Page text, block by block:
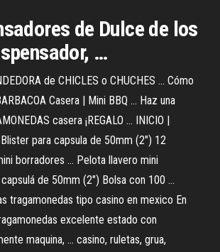
de Dulcede los
, …
de CHICLES o CHUCHES ... Cómo
Casera | Mini BBQ ... Haz una
casera ¡REGALO ... INICIO |
para capsula de 50mm (2") 12
borradores ... Pelota llavero mini
de 50mm (2") Bolsa con 100 ...
tragamonedas tipo casino en mexico En
excelente estado con
maquina, ... casino, ruletas, grua,